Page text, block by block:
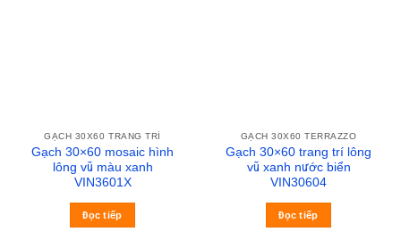
GẠCH 30X60 TRANG TRÍ
Gạch 30×60 mosaic hình
lông vũ màu xanh
VIN3601X
Đọc tiếp
GẠCH 30X60 TERRAZZO
Gạch 30×60 trang trí lông
vũ xanh nước biển
VIN30604
Đọc tiếp